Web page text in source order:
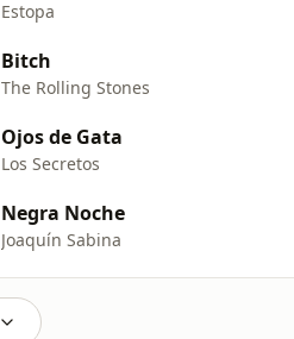
Estopa
Bitch
The Rolling Stones
Ojos de Gata
Los Secretos
Negra Noche
Joaquín Sabina